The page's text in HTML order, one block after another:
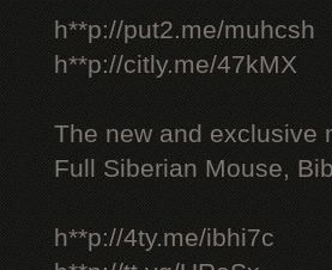
h**p://put2.me/muhcsh
h**p://citly.me/47kMX
The new and exclusive
Full Siberian Mouse,
h**p://4ty.me/ibhi7c